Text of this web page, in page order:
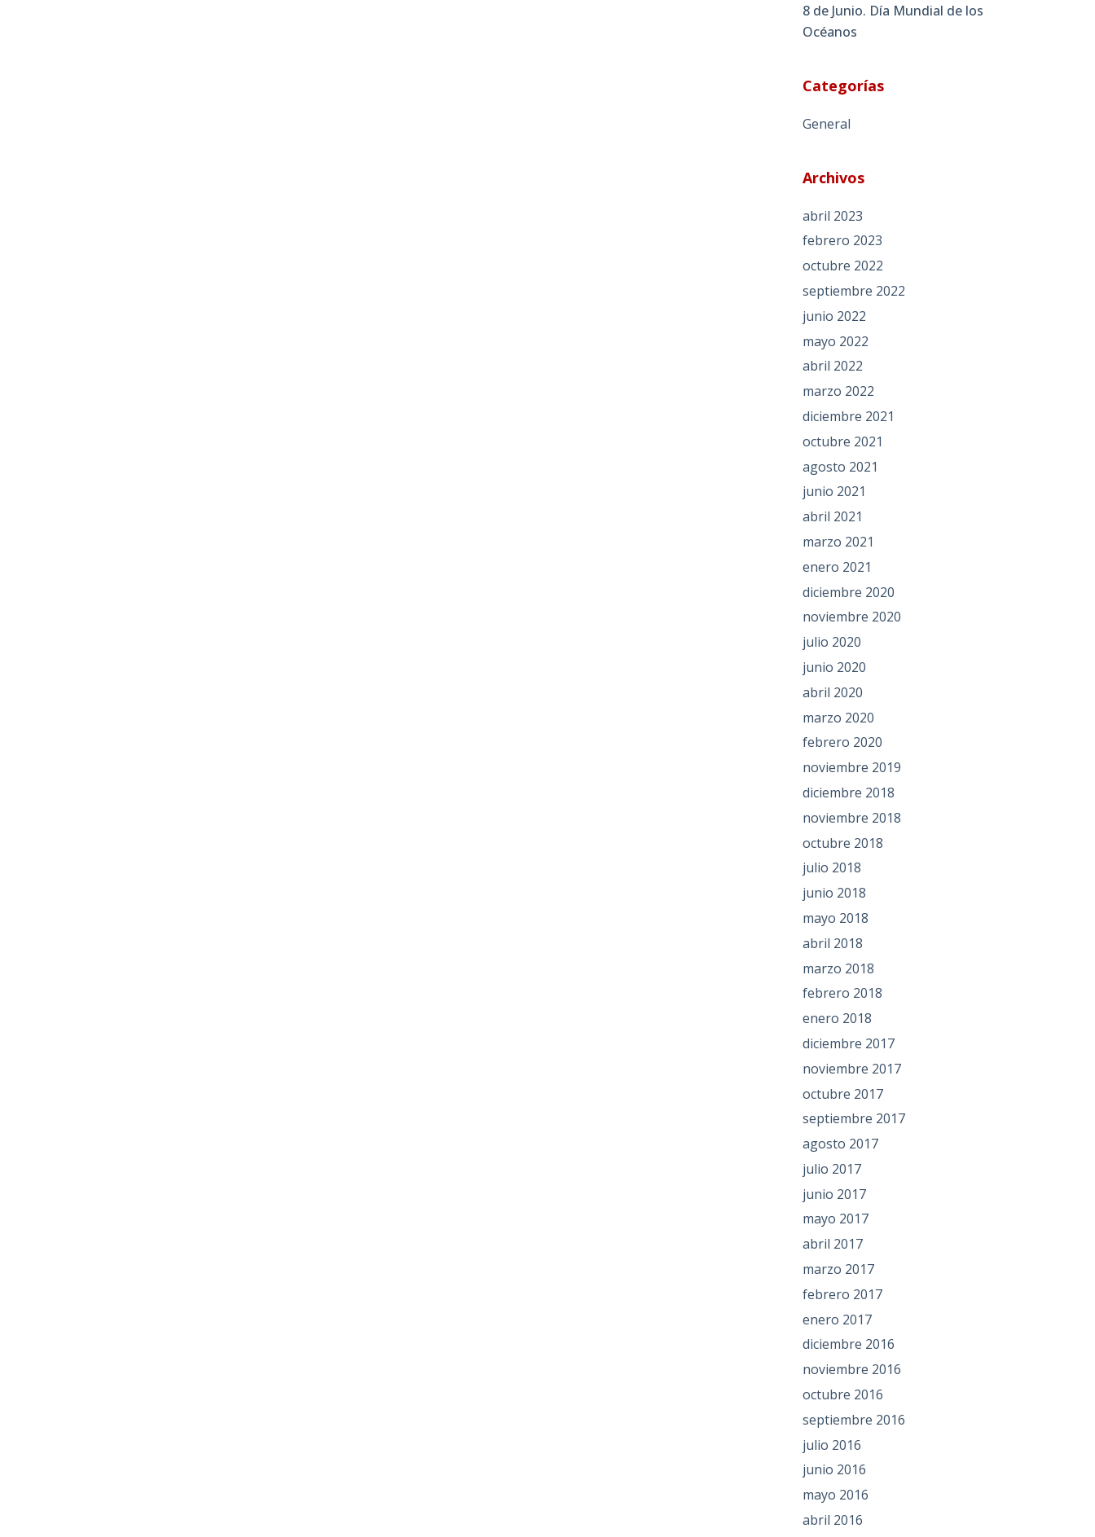
8 de Junio. Día Mundial de los
Océanos
Categorías
General
Archivos
abril 2023
febrero 2023
octubre 2022
septiembre 2022
junio 2022
mayo 2022
abril 2022
marzo 2022
diciembre 2021
octubre 2021
agosto 2021
junio 2021
abril 2021
marzo 2021
enero 2021
diciembre 2020
noviembre 2020
julio 2020
junio 2020
abril 2020
marzo 2020
febrero 2020
noviembre 2019
diciembre 2018
noviembre 2018
octubre 2018
julio 2018
junio 2018
mayo 2018
abril 2018
marzo 2018
febrero 2018
enero 2018
diciembre 2017
noviembre 2017
octubre 2017
septiembre 2017
agosto 2017
julio 2017
junio 2017
mayo 2017
abril 2017
marzo 2017
febrero 2017
enero 2017
diciembre 2016
noviembre 2016
octubre 2016
septiembre 2016
julio 2016
junio 2016
mayo 2016
abril 2016